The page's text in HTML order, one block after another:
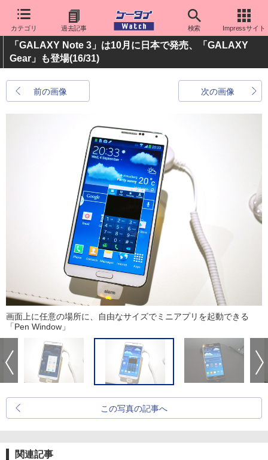
カテゴリ 過去記事 検索 Impressサイト
「GALAXY Note 3」は10月に日本で発売、「GALAXY
Gear」も登場(16/31)
前の画像 次の画像
画面上に任意の場所に、自由なサイズでミニアプリを起動できる
「Pen Window」
この写真の記事へ
関連記事